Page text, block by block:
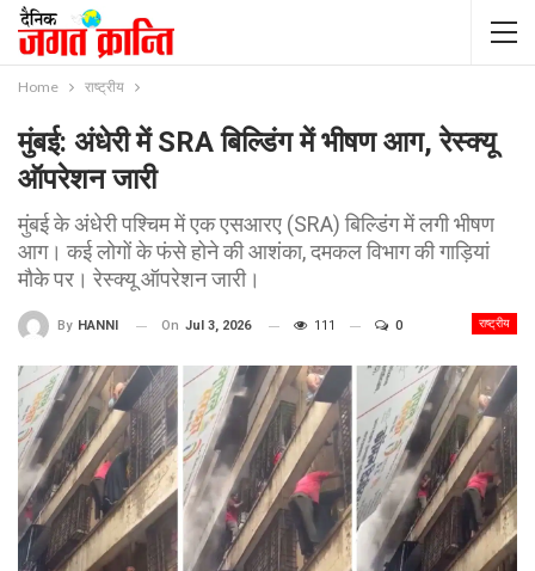
Home राष्ट्रीय
मुंबई: अंधेरी में SRA बिल्डिंग में भीषण आग, रेस्क्यू
ऑपरेशन जारी
मुंबई के अंधेरी पश्चिम में एक एसआरए (SRA) बिल्डिंग में लगी भीषण
आग। कई लोगों के फंसे होने की आशंका, दमकल विभाग की गाड़ियां
मौके पर। रेस्क्यू ऑपरेशन जारी।
राष्ट्रीय
By HANNI On Jul 3, 2026 111 0